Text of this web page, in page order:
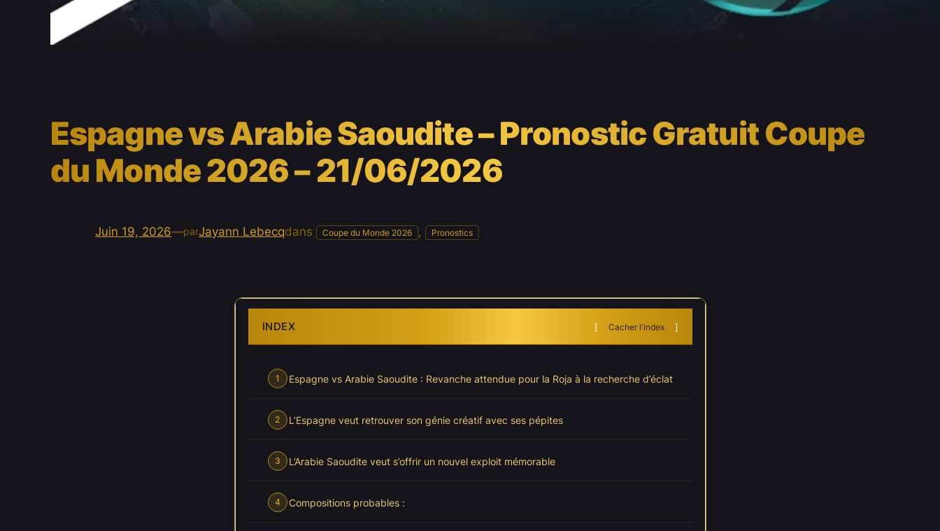
Espagne vs Arabie Saoudite – Pronostic Gratuit Coupe
du Monde 2026 – 21/06/2026
Juin 19, 2026—parJayann Lebecqdans Coupe du Monde 2026 , Pronostics
INDEX Cacher l'index
1 Espagne vs Arabie Saoudite : Revanche attendue pour la Roja à la recherche d’éclat
2 L’Espagne veut retrouver son génie créatif avec ses pépites
3 L’Arabie Saoudite veut s’offrir un nouvel exploit mémorable
4 Compositions probables :